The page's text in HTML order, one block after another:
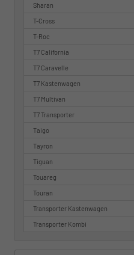
Sharan
T-Cross
T-Roc
T7 California
T7 Caravelle
T7 Kastenwagen
T7 Multivan
T7 Transporter
Taigo
Tayron
Tiguan
Touareg
Touran
Transporter Kastenwagen
Transporter Kombi